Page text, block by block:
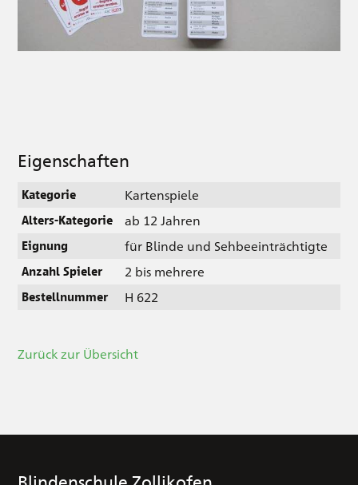
Eigenschaften
Kategorie Kartenspiele
Alters-Kategorie ab 12 Jahren
Eignung für Blinde und Sehbeeinträchtigte
Anzahl Spieler 2 bis mehrere
Bestellnummer H 622
Zurück zur Übersicht